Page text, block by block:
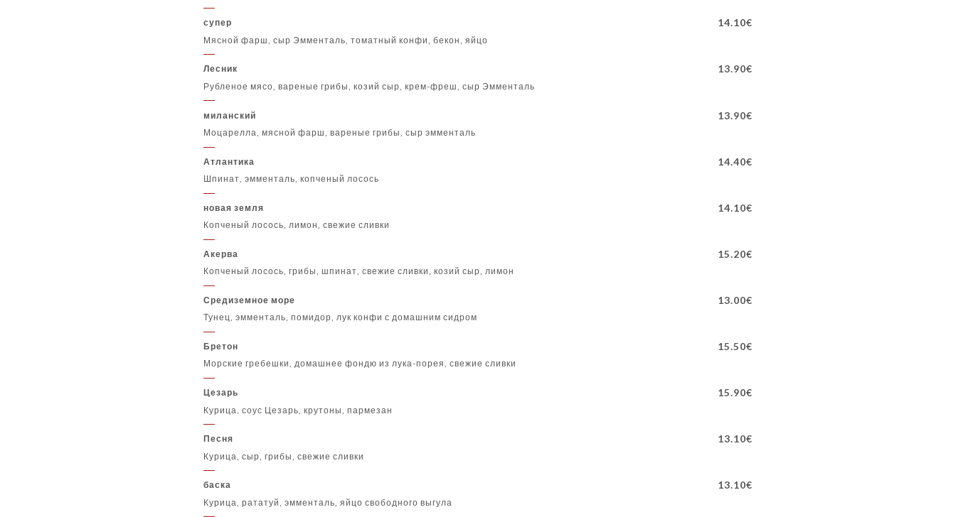
супер 14.10€
Мясной фарш, сыр Эмменталь, томатный конфи, бекон, яйцо
Лесник 13.90€
Рубленое мясо, вареные грибы, козий сыр, крем-фреш, сыр Эмменталь
миланский 13.90€
Моцарелла, мясной фарш, вареные грибы, сыр эмменталь
Атлантика 14.40€
Шпинат, эмменталь, копченый лосось
новая земля 14.10€
Копченый лосось, лимон, свежие сливки
Акерва 15.20€
Копченый лосось, грибы, шпинат, свежие сливки, козий сыр, лимон
Средиземное море 13.00€
Тунец, эмменталь, помидор, лук конфи с домашним сидром
Бретон 15.50€
Морские гребешки, домашнее фондю из лука-порея, свежие сливки
Цезарь 15.90€
Курица, соус Цезарь, крутоны, пармезан
Песня 13.10€
Курица, сыр, грибы, свежие сливки
баска 13.10€
Курица, рататуй, эмменталь, яйцо свободного выгула